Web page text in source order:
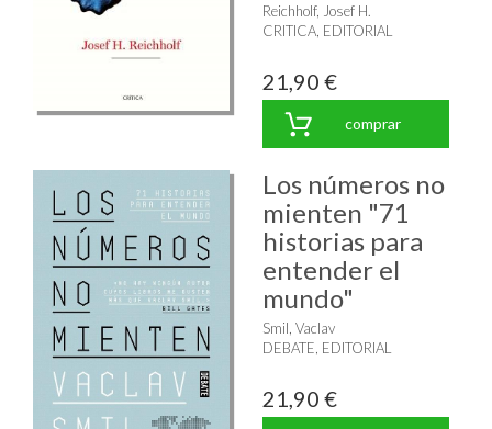
Reichholf, Josef H.
CRITICA, EDITORIAL
21,90 €
comprar
Los números no
mienten "71
historias para
entender el
mundo"
Smil, Vaclav
DEBATE, EDITORIAL
21,90 €